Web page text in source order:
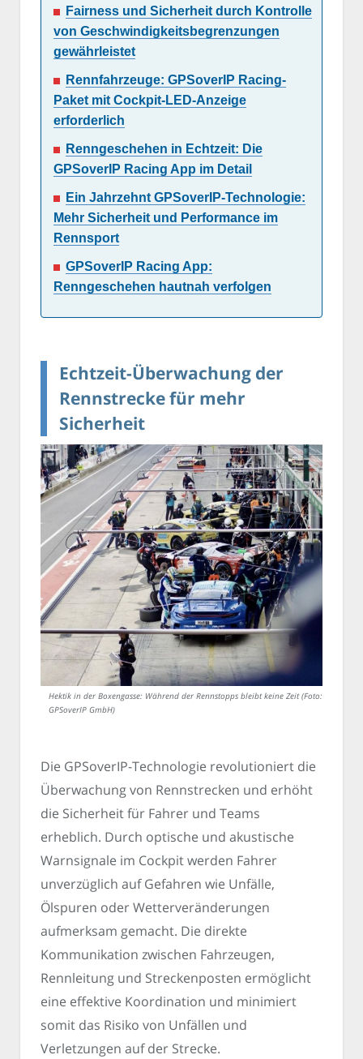
Fairness und Sicherheit durch Kontrolle
von Geschwindigkeitsbegrenzungen
gewährleistet
Rennfahrzeuge: GPSoverIP Racing-
Paket mit Cockpit-LED-Anzeige
erforderlich
Renngeschehen in Echtzeit: Die
GPSoverIP Racing App im Detail
Ein Jahrzehnt GPSoverIP-Technologie:
Mehr Sicherheit und Performance im
Rennsport
GPSoverIP Racing App:
Renngeschehen hautnah verfolgen
Echtzeit-Überwachung der
Rennstrecke für mehr
Sicherheit
Hektik in der Boxengasse: Während der Rennstopps bleibt keine Zeit (Foto:
GPSoverIP GmbH)
Die GPSoverIP-Technologie revolutioniert die
Überwachung von Rennstrecken und erhöht
die Sicherheit für Fahrer und Teams
erheblich. Durch optische und akustische
Warnsignale im Cockpit werden Fahrer
unverzüglich auf Gefahren wie Unfälle,
Ölspuren oder Wetterveränderungen
aufmerksam gemacht. Die direkte
Kommunikation zwischen Fahrzeugen,
Rennleitung und Streckenposten ermöglicht
eine effektive Koordination und minimiert
somit das Risiko von Unfällen und
Verletzungen auf der Strecke.